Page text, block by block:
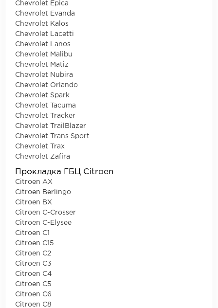
Chevrolet Epica
Chevrolet Evanda
Chevrolet Kalos
Chevrolet Lacetti
Chevrolet Lanos
Chevrolet Malibu
Chevrolet Matiz
Chevrolet Nubira
Chevrolet Orlando
Chevrolet Spark
Chevrolet Tacuma
Chevrolet Tracker
Chevrolet TrailBlazer
Chevrolet Trans Sport
Chevrolet Trax
Chevrolet Zafira
Прокладка ГБЦ Citroen
Citroen AX
Citroen Berlingo
Citroen BX
Citroen C-Crosser
Citroen C-Elysee
Citroen C1
Citroen C15
Citroen C2
Citroen C3
Citroen C4
Citroen C5
Citroen C6
Citroen C8